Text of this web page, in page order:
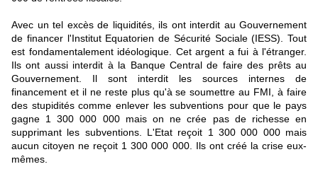
Avec un tel excès de liquidités, ils ont interdit au Gouvernement
de financer l'Institut Equatorien de Sécurité Sociale (IESS). Tout
est fondamentalement idéologique. Cet argent a fui à l'étranger.
Ils ont aussi interdit à la Banque Central de faire des prêts au
Gouvernement. Il sont interdit les sources internes de
financement et il ne reste plus qu'à se soumettre au FMI, à faire
des stupidités comme enlever les subventions pour que le pays
gagne 1 300 000 000 mais on ne crée pas de richesse en
supprimant les subventions. L'Etat reçoit 1 300 000 000 mais
aucun citoyen ne reçoit 1 300 000 000. Ils ont créé la crise eux-
mêmes.